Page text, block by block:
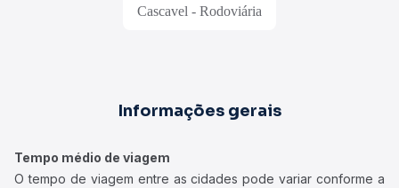
Cascavel - Rodoviária
Informações gerais
Tempo médio de viagem
O tempo de viagem entre as cidades pode variar conforme a